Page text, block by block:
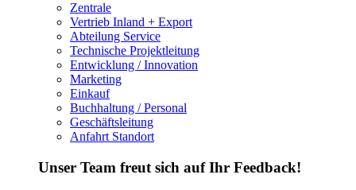
Zentrale
Vertrieb Inland + Export
Abteilung Service
Technische Projektleitung
Entwicklung / Innovation
Marketing
Einkauf
Buchhaltung / Personal
Geschäftsleitung
Anfahrt Standort
Unser Team freut sich auf Ihr Feedback!